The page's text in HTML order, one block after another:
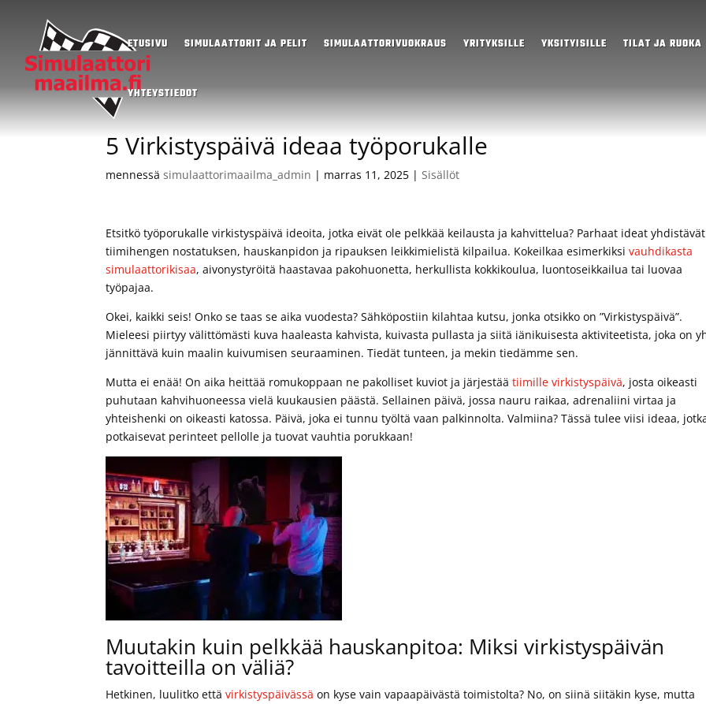
ETUSIVU SIMULAATTORIT JA PELIT SIMULAATTORIVUOKRAUS YRITYKSILLE YKSITYISILLE TILAT JA RUOKA
YHTEYSTIEDOT
5 Virkistyspäivä ideaa työporukalle
mennessäsimulaattorimaailma_admin | marras 11, 2025 |Sisällöt
Etsitkö työporukalle virkistyspäivä ideoita, jotka eivät ole pelkkää keilausta ja kahvittelua? Parhaat ideat yhdistävät
tiimihengen nostatuksen, hauskanpidon ja ripauksen leikkimielistä kilpailua. Kokeilkaa esimerkiksivauhdikasta
simulaattorikisaa, aivonystyröitä haastavaa pakohuonetta, herkullista kokkikoulua, luontoseikkailua tai luovaa
työpajaa.
Okei, kaikki seis! Onko se taas se aika vuodesta? Sähköpostiin kilahtaa kutsu, jonka otsikko on ”Virkistyspäivä”.
Mieleesi piirtyy välittömästi kuva haaleasta kahvista, kuivasta pullasta ja siitä iänikuisesta aktiviteetista, joka on
jännittävä kuin maalin kuivumisen seuraaminen. Tiedät tunteen, ja mekin tiedämme sen.
Mutta ei enää! On aika heittää romukoppaan ne pakolliset kuviot ja järjestäätiimille virkistyspäivä, josta oikeasti
puhutaan kahvihuoneessa vielä kuukausien päästä. Sellainen päivä, jossa nauru raikaa, adrenaliini virtaa ja
yhteishenki on oikeasti katossa. Päivä, joka ei tunnu työltä vaan palkinnolta. Valmiina? Tässä tulee viisi ideaa,
potkaisevat perinteet pellolle ja tuovat vauhtia porukkaan!
Muutakin kuin pelkkää hauskanpitoa: Miksi virkistyspäivän
tavoitteilla on väliä?
Hetkinen, luulitko ettävirkistyspäivässä on kyse vain vapaapäivästä toimistolta? No, on siinä siitäkin kyse, mutta